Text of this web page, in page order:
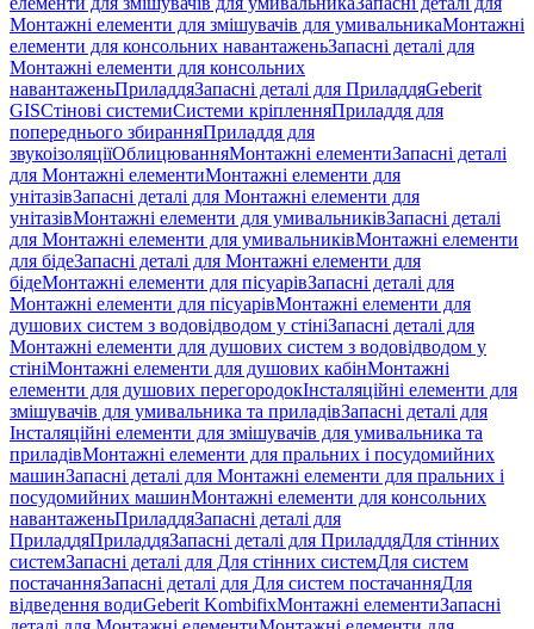
Монтажні елементи для змішувачів для умивальникаМонтажні
елементи для консольних навантаженьЗапасні деталі для
Монтажні елементи для консольних
навантаженьПриладдяЗапасні деталі для ПриладдяGeberit
GISСтінові системиСистеми кріпленняПриладдя для
попереднього збиранняПриладдя для
звукоізоляціїОблицюванняМонтажні елементиЗапасні деталі
для Монтажні елементиМонтажні елементи для
унітазівЗапасні деталі для Монтажні елементи для
унітазівМонтажні елементи для умивальниківЗапасні деталі
для Монтажні елементи для умивальниківМонтажні елементи
для бідеЗапасні деталі для Монтажні елементи для
бідеМонтажні елементи для пісуарівЗапасні деталі для
Монтажні елементи для пісуарівМонтажні елементи для
душових систем з водовідводом у стініЗапасні деталі для
Монтажні елементи для душових систем з водовідводом у
стініМонтажні елементи для душових кабінМонтажні
елементи для душових перегородокІнсталяційні елементи для
змішувачів для умивальника та приладівЗапасні деталі для
Інсталяційні елементи для змішувачів для умивальника та
приладівМонтажні елементи для пральних і посудомийних
машинЗапасні деталі для Монтажні елементи для пральних і
посудомийних машинМонтажні елементи для консольних
навантаженьПриладдяЗапасні деталі для
ПриладдяПриладдяЗапасні деталі для ПриладдяДля стінних
системЗапасні деталі для Для стінних системДля систем
постачанняЗапасні деталі для Для систем постачанняДля
відведення водиGeberit KombifixМонтажні елементиЗапасні